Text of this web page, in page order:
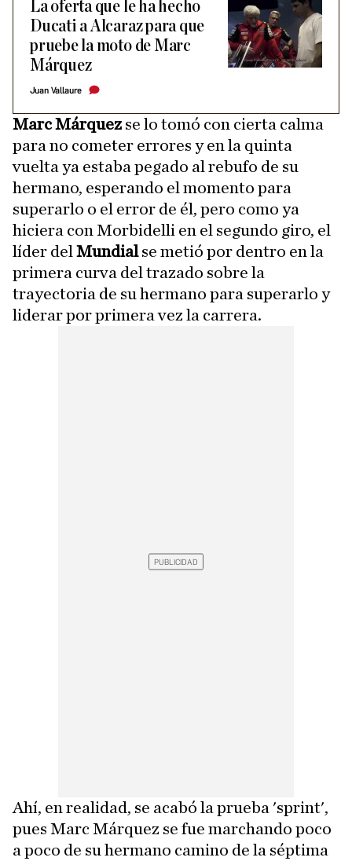
La oferta que le ha hecho
Ducati a Alcaraz para que
pruebe la moto de Marc
Márquez
Juan Vallaure
Marc Márquezse lo tomó con cierta calma
para no cometer errores y en la quinta
vuelta ya estaba pegado al rebufo de su
hermano, esperando el momento para
superarlo o el error de él, pero como ya
hiciera con Morbidelli en el segundo giro, el
líder del Mundialse metió por dentro en la
primera curva del trazado sobre la
trayectoria de su hermano para superarlo y
liderar por primera vez la carrera.
Ahí, en realidad, se acabó la prueba 'sprint',
pues Marc Márquez se fue marchando poco
a poco de su hermano camino de la séptima